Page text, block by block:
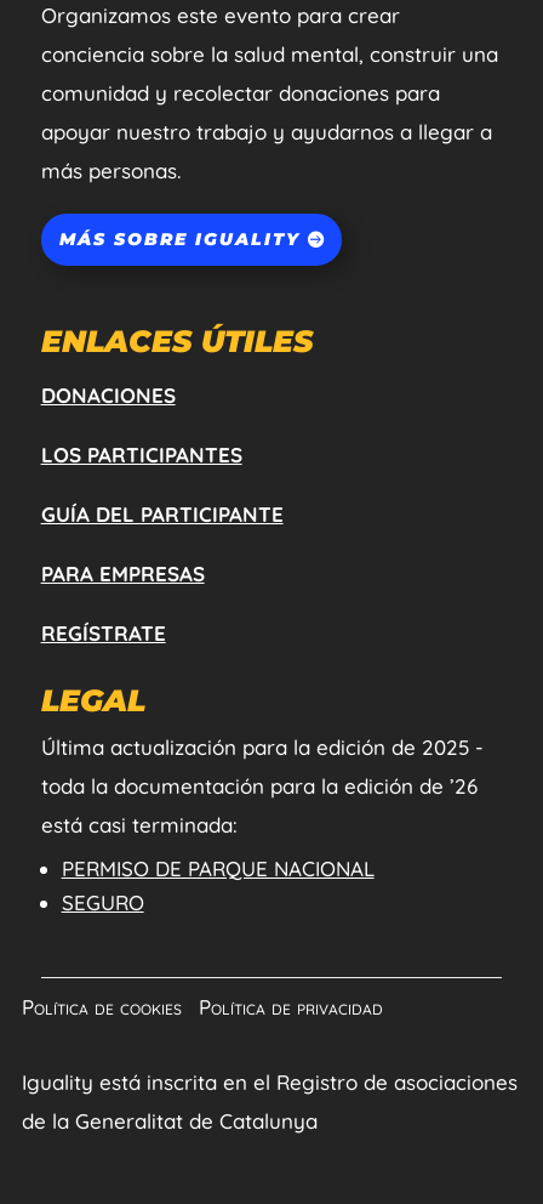
Organizamos este evento para crear
conciencia sobre la salud mental, construir una
comunidad y recolectar donaciones para
apoyar nuestro trabajo y ayudarnos a llegar a
más personas.
MÁS SOBRE IGUALITY
ENLACES ÚTILES
DONACIONES
LOS PARTICIPANTES
GUÍA DEL PARTICIPANTE
PARA EMPRESAS
REGÍSTRATE
LEGAL
Última actualización para la edición de 2025 -
toda la documentación para la edición de ’26
está casi terminada:
PERMISO DE PARQUE NACIONAL
SEGURO
Política de cookies| Política de privacidad
Iguality está inscrita en el Registro de asociaciones
de la Generalitat de Catalunya